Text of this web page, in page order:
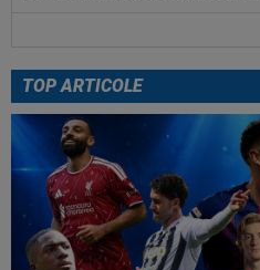
Romelu Lukaku pleacă
16:10
FCSB a luat decizia în
Târnovanu, după ce l-a scos
17:06 LIVE VIDEO&SCORE
0-0, DGS 1. Dublă ocazie a
16:57
Promisiunea pe care i-
Marius Șumudică
TOP ARTICOLE